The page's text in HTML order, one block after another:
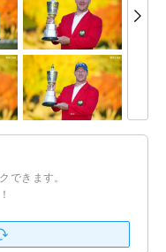
できます。